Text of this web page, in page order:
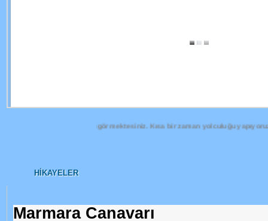
olan yolculuğunu görmektesiniz. Kısa bir zaman yolculuğu yapıyoruz
HIKAYELER
Marmara Canavarı